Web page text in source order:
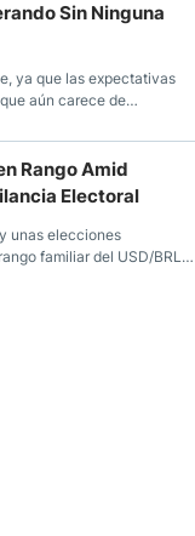
Sin Ninguna
ya que las expectativas
aún carece de
Rango Amid
Electoral
unas elecciones
familiar del USD/BRL.
Brasil y unas elecciones
familiar del USD/BRL.